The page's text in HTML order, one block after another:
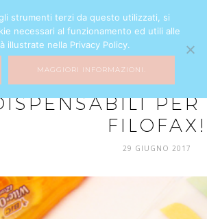
FILOFAX!
29 GIUGNO 2017
strumenti terzi da questo utilizzati, si
necessari al funzionamento ed utili alle
illustrate nella Privacy Policy.
MAGGIORI INFORMAZIONI.